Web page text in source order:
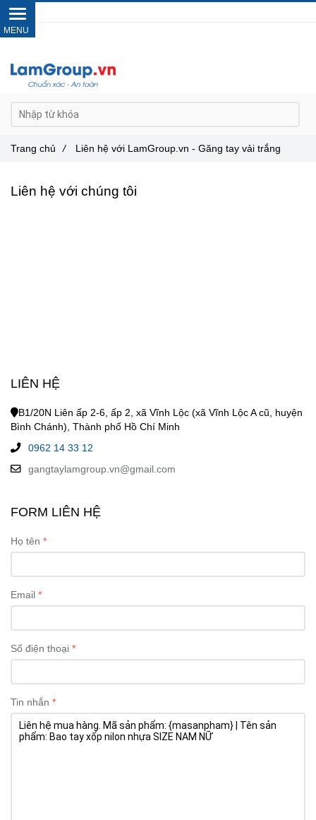
Liên hệ với chúng tôi
LIÊN HỆ
B1/20N Liên ấp 2-6, ấp 2, xã Vĩnh Lộc (xã Vĩnh Lộc A cũ, huyện
Bình Chánh), Thành phố Hồ Chí Minh
0962 14 33 12
gangtaylamgroup.vn@gmail.com
FORM LIÊN HỆ
Họ tên
Email
Số điện thoại
Tin nhắn
Trang chủ / Liên hệ với LamGroup.vn - Găng tay vải trắng